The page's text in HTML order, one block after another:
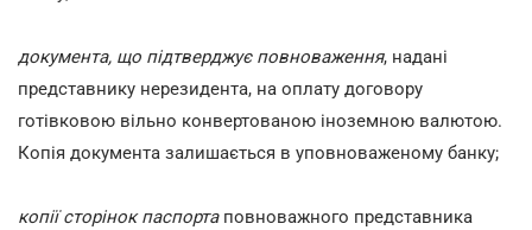
документа, що підтверджує повноваження, надані
представнику нерезидента, на оплату договору
готівковою вільно конвертованою іноземною валютою.
Копія документа залишається в уповноваженому банку;
копії сторінок паспортаповноважного представника